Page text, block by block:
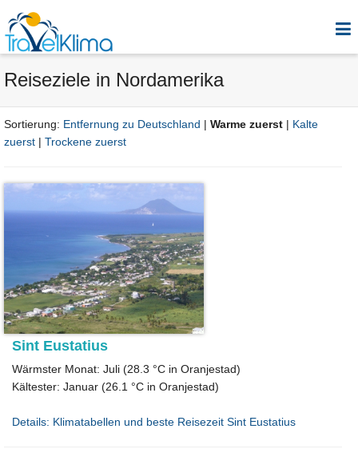
Reiseziele in Nordamerika
Sortierung: Entfernung zu Deutschland | Warme zuerst | Kalte
zuerst | Trockene zuerst
Sint Eustatius
Wärmster Monat: Juli (28.3 °C in Oranjestad)
Kältester: Januar (26.1 °C in Oranjestad)
Details: Klimatabellen und beste Reisezeit Sint Eustatius